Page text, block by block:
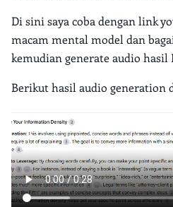
Di sini saya coba dengan link
macam mental model dan
kemudian generate audio hasil
Berikut hasil audio generation